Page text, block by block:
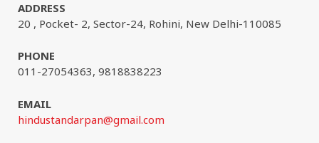
ADDRESS
20 , Pocket- 2, Sector-24, Rohini, New Delhi-110085
PHONE
011-27054363, 9818838223
EMAIL
hindustandarpan@gmail.com